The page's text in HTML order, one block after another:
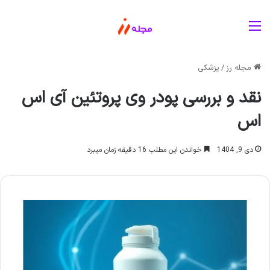
مجله رز/ پزشکی
نقد و بررسی پودر وی پروتئین آی اس
اس
دی 9, 1404 خواندن این مطلب 16 دقیقه زمان میبرد